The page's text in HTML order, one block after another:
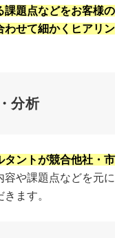
課題点などをお客様の
わせて細かくヒアリン
分析
タントが競合他社・市
容や課題点などを元に
ます。